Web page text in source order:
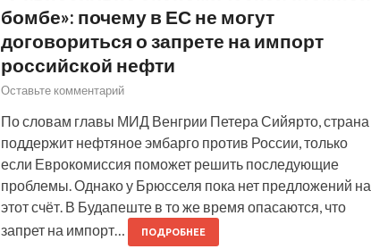
бомбе»: почему в ЕС не могут
договориться о запрете на импорт
российской нефти
Оставьте комментарий
По словам главы МИД Венгрии Петера Сийярто, страна
поддержит нефтяное эмбарго против России, только
если Еврокомиссия поможет решить последующие
проблемы. Однако у Брюсселя пока нет предложений на
этот счёт. В Будапеште в то же время опасаются, что
запрет на импорт…
ПОДРОБНЕЕ